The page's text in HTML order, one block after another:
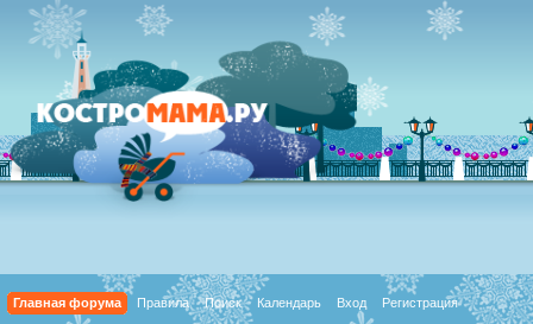
Главная форума Правила Поиск Календарь Вход Регистрация